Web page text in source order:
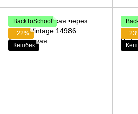
BackToSchool
−22%
Кешбек